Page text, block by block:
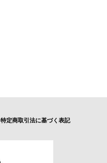
特定商取引法に基づく表記